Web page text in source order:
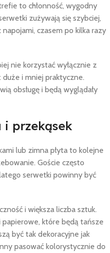
to chłonność, wygodny
zużywają się szybciej,
czasem po kilka razy
nie korzystać wyłącznie z
i mniej praktyczne.
obsługę i będą wyglądały
i przekąsek
lub zimna płyta to kolejne
Goście często
serwetki powinny być
i większa liczba sztuk.
które będą tańsze
być tak dekoracyjne jak
pasować kolorystycznie do